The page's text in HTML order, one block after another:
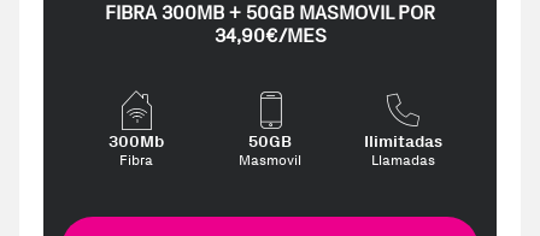
FIBRA 300MB + 50GB MASMOVIL POR
34,90€/MES
300Mb
Fibra
50GB
Masmovil
Ilimitadas
Llamadas